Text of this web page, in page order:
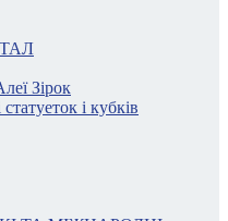
Зірок
і кубків